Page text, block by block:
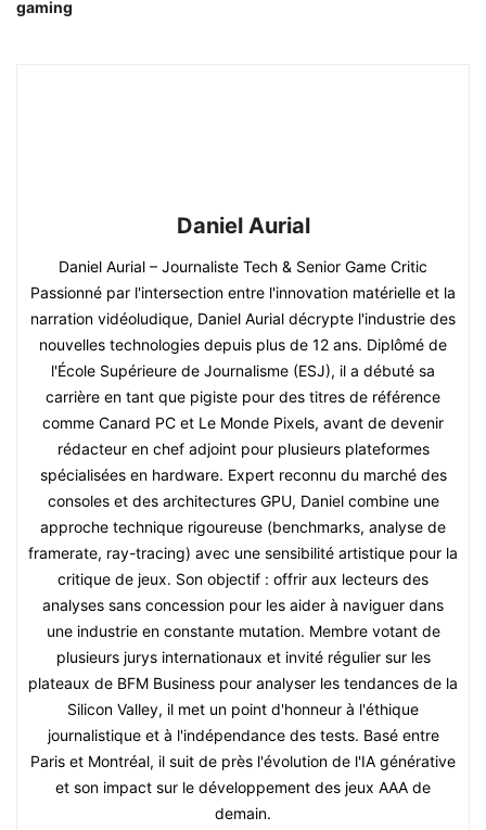
gaming
Daniel Aurial
Daniel Aurial – Journaliste Tech & Senior Game Critic
Passionné par l'intersection entre l'innovation matérielle et la
narration vidéoludique, Daniel Aurial décrypte l'industrie des
nouvelles technologies depuis plus de 12 ans. Diplômé de
l'École Supérieure de Journalisme (ESJ), il a débuté sa
carrière en tant que pigiste pour des titres de référence
comme Canard PC et Le Monde Pixels, avant de devenir
rédacteur en chef adjoint pour plusieurs plateformes
spécialisées en hardware. Expert reconnu du marché des
consoles et des architectures GPU, Daniel combine une
approche technique rigoureuse (benchmarks, analyse de
framerate, ray-tracing) avec une sensibilité artistique pour la
critique de jeux. Son objectif : offrir aux lecteurs des
analyses sans concession pour les aider à naviguer dans
une industrie en constante mutation. Membre votant de
plusieurs jurys internationaux et invité régulier sur les
plateaux de BFM Business pour analyser les tendances de la
Silicon Valley, il met un point d'honneur à l'éthique
journalistique et à l'indépendance des tests. Basé entre
Paris et Montréal, il suit de près l'évolution de l'IA générative
et son impact sur le développement des jeux AAA de
demain.